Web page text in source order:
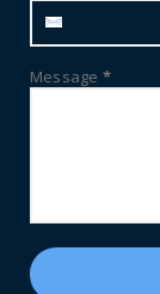
Message *